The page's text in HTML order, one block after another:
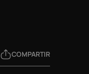
COMPARTIR